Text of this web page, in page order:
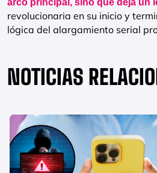
arco principal, sino que deja un
revolucionaria en su inicio y
lógica del alargamiento serial
NOTICIAS